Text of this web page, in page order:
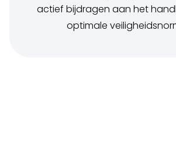
actief bijdragen aan het
optimale